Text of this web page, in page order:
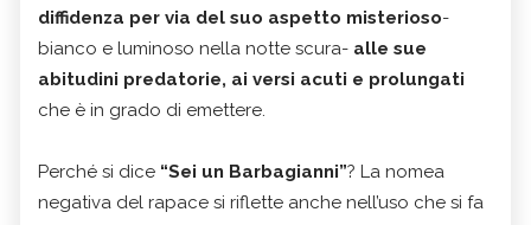
diffidenza per via del suo aspetto misterioso-
bianco e luminoso nella notte scura- alle sue
abitudini predatorie, ai versi acuti e prolungati
che è in grado di emettere.
Perché si dice “Sei un Barbagianni”? La nomea
negativa del rapace si riflette anche nell’uso che si fa